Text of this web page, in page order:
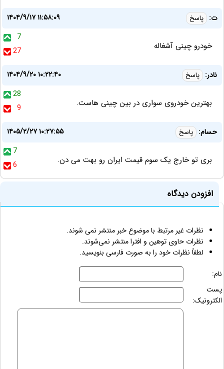
ت: پاسخ
۱۴۰۴/۹/۱۷ ۱۱:۵۸:۰۹
7
27
خودرو چینی آشغاله
نادر: پاسخ
۱۴۰۴/۹/۲۰ ۱۰:۲۲:۴۰
28
9
بهترین خودروی سواری در بین چینی هاست.
حسام: پاسخ
۱۴۰۵/۲/۲۷ ۱۰:۲۷:۵۵
7
6
بری تو خارج یک سوم قیمت ایران رو بهت می دن.
افزودن دیدگاه
نظرات غیر مرتبط با موضوع خبر منتشر نمی شوند.
نظرات حاوی توهین و افترا منتشر نمی‌شوند.
لطفاً نظرات خود را به صورت فارسی بنویسید.
نام:
پست
الکترونیک: